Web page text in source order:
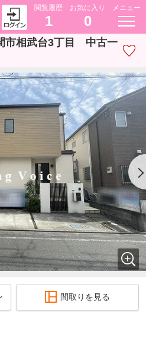
閲覧履歴
1
お気に入り
0
メニュー
市相武台3丁目 中古一
間取りを見る